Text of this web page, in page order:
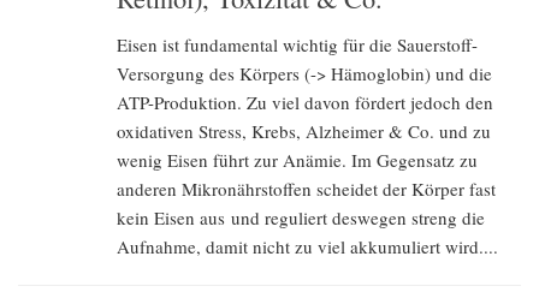
Eisen ist fundamental wichtig für die Sauerstoff-
Versorgung des Körpers (-> Hämoglobin) und die
ATP-Produktion. Zu viel davon fördert jedoch den
oxidativen Stress, Krebs, Alzheimer & Co. und zu
wenig Eisen führt zur Anämie. Im Gegensatz zu
anderen Mikronährstoffen scheidet der Körper fast
kein Eisen aus und reguliert deswegen streng die
Aufnahme, damit nicht zu viel akkumuliert wird....